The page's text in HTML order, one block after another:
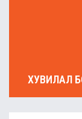
ХУВИЛАЛ